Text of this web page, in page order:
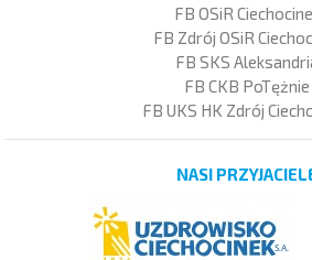
FB OSiR
FB Zdrój OSiR
FB SKS
FB CKB PoTężnie
FB UKS HK Zdrój
NASI